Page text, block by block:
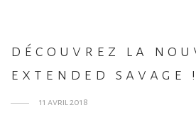
découvrez la
extended savage !
11 avril 2018